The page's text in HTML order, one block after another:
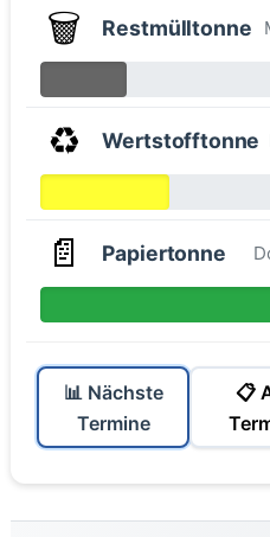
🗑️ Restmülltonne
♻️ Wertstofftonne
📄 Papiertonne
📊 Nächste
Termine
📋